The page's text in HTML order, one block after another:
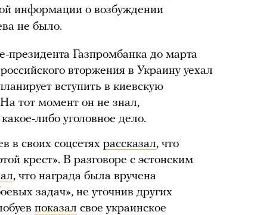
информации о возбуждении
не было.
президента Газпромбанка до марта
вторжения в Украину уехал
вступить в киевскую
тот момент он не знал,
либо уголовное дело.
в своих соцсетях рассказал, что
крест». В разговоре с эстонским
, что награда была вручена
задач», не уточнив других
показал свое украинское